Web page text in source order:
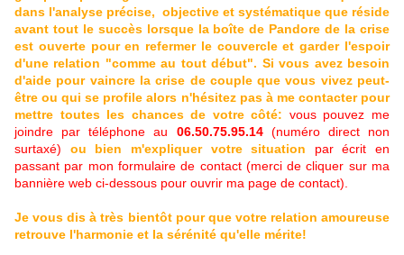
dans l'analyse précise, objective et systématique que réside
avant tout le succès lorsque la boîte de Pandore de la crise
est ouverte pour en refermer le couvercle et garder l'espoir
d'une relation "comme au tout début". Si vous avez besoin
d'aide pour vaincre la crise de couple que vous vivez peut-
être ou qui se profile alors n'hésitez pas à me contacter pour
mettre toutes les chances de votre côté: vous pouvez me
joindre par téléphone au 06.50.75.95.14(numéro direct non
surtaxé)
ou bien m'expliquer votre situation
par écrit en
passant par mon formulaire de contact (merci de cliquer sur ma
bannière web ci-dessous pour ouvrir ma page de contact).
Je vous dis à très bientôt pour que votre relation amoureuse
retrouve l'harmonie et la sérénité qu'elle mérite!